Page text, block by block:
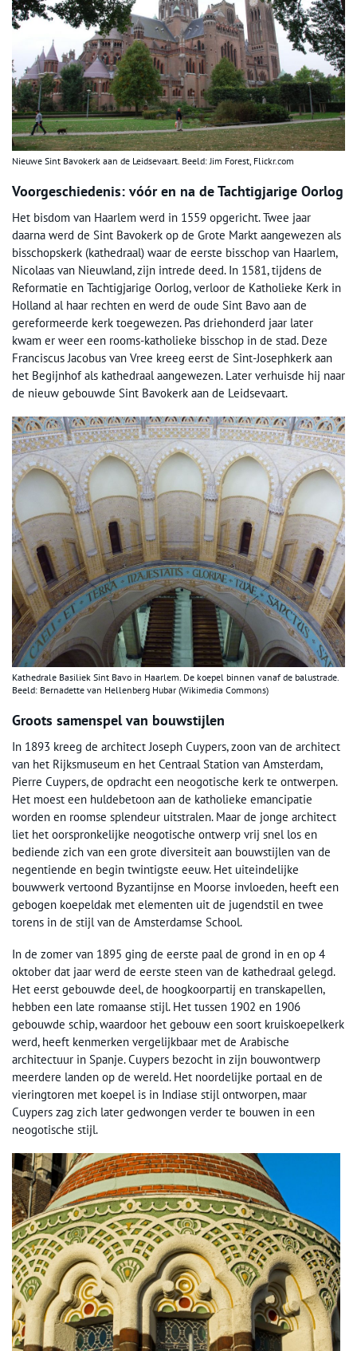
Nieuwe Sint Bavokerk aan de Leidsevaart. Beeld: Jim Forest, Flickr.com
Voorgeschiedenis: vóór en na de Tachtigjarige Oorlog
Het bisdom van Haarlem werd in 1559 opgericht. Twee jaar
daarna werd de Sint Bavokerk op de Grote Markt aangewezen als
bisschopskerk (kathedraal) waar de eerste bisschop van Haarlem,
Nicolaas van Nieuwland, zijn intrede deed. In 1581, tijdens de
Reformatie en Tachtigjarige Oorlog, verloor de Katholieke Kerk in
Holland al haar rechten en werd de oude Sint Bavo aan de
gereformeerde kerk toegewezen. Pas driehonderd jaar later
kwam er weer een rooms-katholieke bisschop in de stad. Deze
Franciscus Jacobus van Vree kreeg eerst de Sint-Josephkerk aan
het Begijnhof als kathedraal aangewezen. Later verhuisde hij naar
de nieuw gebouwde Sint Bavokerk aan de Leidsevaart.
Kathedrale Basiliek Sint Bavo in Haarlem. De koepel binnen vanaf de balustrade.
Beeld: Bernadette van Hellenberg Hubar (Wikimedia Commons)
Groots samenspel van bouwstijlen
In 1893 kreeg de architect Joseph Cuypers, zoon van de architect
van het Rijksmuseum en het Centraal Station van Amsterdam,
Pierre Cuypers, de opdracht een neogotische kerk te ontwerpen.
Het moest een huldebetoon aan de katholieke emancipatie
worden en roomse splendeur uitstralen. Maar de jonge architect
liet het oorspronkelijke neogotische ontwerp vrij snel los en
bediende zich van een grote diversiteit aan bouwstijlen van de
negentiende en begin twintigste eeuw. Het uiteindelijke
bouwwerk vertoond Byzantijnse en Moorse invloeden, heeft een
gebogen koepeldak met elementen uit de jugendstil en twee
torens in de stijl van de Amsterdamse School.
In de zomer van 1895 ging de eerste paal de grond in en op 4
oktober dat jaar werd de eerste steen van de kathedraal gelegd.
Het eerst gebouwde deel, de hoogkoorpartij en transkapellen,
hebben een late romaanse stijl. Het tussen 1902 en 1906
gebouwde schip, waardoor het gebouw een soort kruiskoepelkerk
werd, heeft kenmerken vergelijkbaar met de Arabische
architectuur in Spanje. Cuypers bezocht in zijn bouwontwerp
meerdere landen op de wereld. Het noordelijke portaal en de
vieringtoren met koepel is in Indiase stijl ontworpen, maar
Cuypers zag zich later gedwongen verder te bouwen in een
neogotische stijl.